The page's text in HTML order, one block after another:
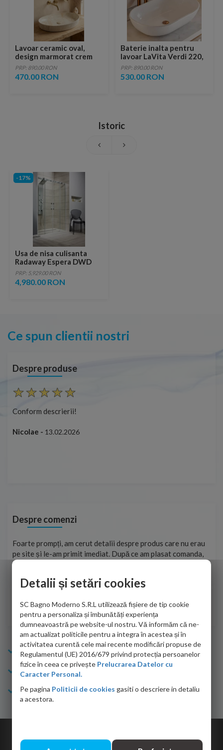
Lavoar ceramic oval,
design marmorat crem
lucios cu vene aurii,
ventil inclus
PRP: 890.00 RON
470.00 RON
Baterie inalta pentru
lavoar LaVita Verdi 220,
fara ventil, brushed
copper
PRP: 890.00 RON
530.00 RON
Istoric
-17%
Usa de nisa culisanta
Radaway Espera DWD
180xH200 cm
PRP: 5,929.00 RON
4,980.00 RON
Ce spun clientii nostri
Despre produse
Conform descrierii!
Nicolae - 13.02.2026
Despre comenzi
Foarte prompți, am cerut detalii despre produs care nu erau
pe site și le-am primit imediat. După ce am plasat comanda,
aceasta a ajuns foarte repede. Mulțumesc!
Cristina Opre - 10.07.2026
Info Bagno
Cumparaturi
Suport clienti
Detalii și setări cookies
SC Bagno Moderno S.R.L utilizează fișiere de tip cookie
pentru a personaliza și îmbunătăți experiența
dumneavoastră pe website-ul nostru. Vă informăm că ne-
am actualizat politicile pentru a integra în acestea și în
activitatea curentă cele mai recente modificări propuse de
Regulamentul (UE) 2016/679 privind protecția persoanelor
fizice în ceea ce privește Prelucrarea Datelor cu
Caracter Personal.
Pe pagina Politicii de cookies gasiti o descriere in detaliu
a acestora.